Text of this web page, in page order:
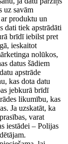
uz savām
produktu un
dati tiek apstrādāti
brīdī iebilst pret
ieskaitot
nolūkos,
datus šādiem
apstrāde
kas dota datu
jebkurā brīdī
likumību, kas
Ja uzskatāt, ka
varat
iestādei – Polijas